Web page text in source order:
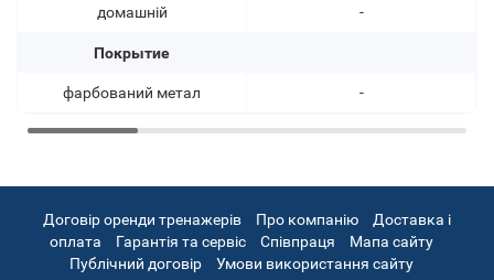
домашній
Покрытие
фарбований метал
-
-
Договір оренди тренажерів Про компанію
Доставка і
оплата
Гарантія та сервіс Співпраця
Мапа сайту
Публічний договір
Умови використання сайту